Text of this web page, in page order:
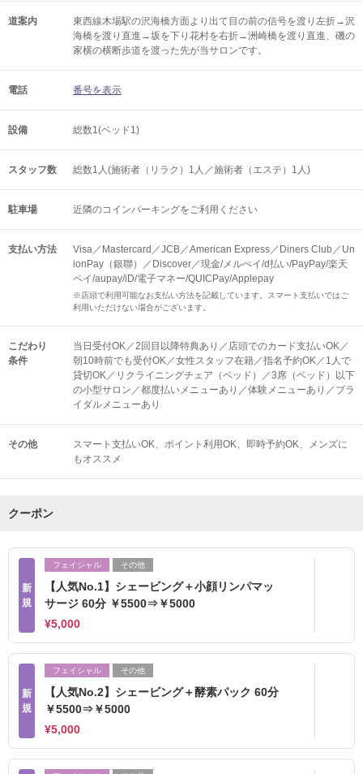
道案内
東西線木場駅の沢海橋方面より出て目の前の信号を渡り左折→沢
海橋を渡り直進→坂を下り花村を右折→洲崎橋を渡り直進、磯の
家横の横断歩道を渡った先が当サロンです。
電話 番号を表示
設備 総数1(ベッド1)
スタッフ数 総数1人(施術者（リラク）1人／施術者（エステ）1人)
駐車場 近隣のコインパーキングをご利用ください
支払い方法
Visa／Mastercard／JCB／American Express／Diners Club／Un
ionPay（銀聯）／Discover／現金/メルぺイ/d払い/PayPay/楽天
ペイ/aupay/iD/電子マネー/QUICPay/Applepay
※店頭で利用可能なお支払い方法を記載しています。スマート支払いではご
利用いただけない場合がございます。
こだわり
条件
当日受付OK／2回目以降特典あり／店頭でのカード支払いOK／
朝10時前でも受付OK／女性スタッフ在籍／指名予約OK／1人で
貸切OK／リクライニングチェア（ベッド）／3席（ベッド）以下
の小型サロン／都度払いメニューあり／体験メニューあり／ブラ
イダルメニューあり
その他 スマート支払いOK ポイント利用OK 即時予約OK
メンズに
もオススメ
クーポン
新
規
フェイシャル その他
【人気No.1】シェービング＋小顔リンパマッ
サージ 60分 ￥5500⇒￥5000
¥5,000
新
規
フェイシャル その他
【人気No.2】シェービング＋酵素パック 60分
￥5500⇒￥5000
¥5,000